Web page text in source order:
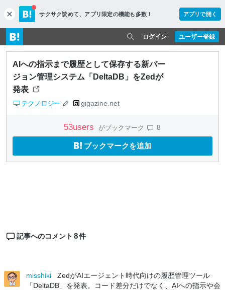
c
l
o
s
e
サクサク読めて、 アプリ限定の機能も多数！ アプリで開く
ユーザー登録
ログイン
AIへの指示まで履歴として保存する新バー
ジョン管理システム「DeltaDB」をZedが
発表
テクノロジー gigazine.net
53users がブックマーク 8
ブックマークを追加
記事へのコメント 8件
misshiki
ZedがAIエージェント時代向けの履歴管理ツール
「DeltaDB」を発表。コード差分だけでなく、AIへの指示や会